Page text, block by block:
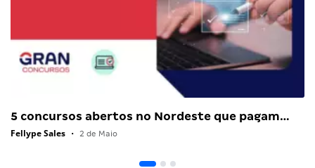
5 concursos abertos no Nordeste que pagam…
Fellype Sales • 2 de Maio